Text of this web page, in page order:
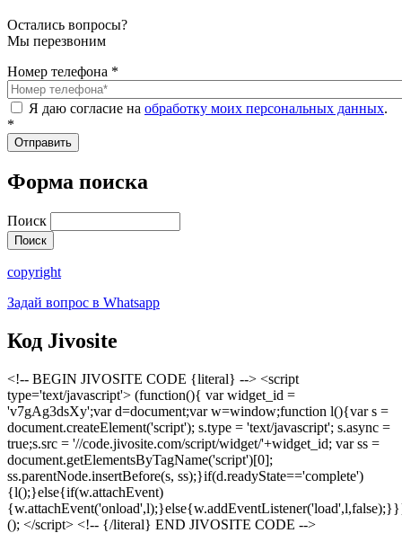
Остались вопросы?
Мы перезвоним
Номер телефона *
Я даю согласие на обработку моих персональных данных.
*
Форма поиска
Поиск
copyright
Задай вопрос в Whatsapp
Код Jivosite
<!-- BEGIN JIVOSITE CODE {literal} --> <script
type='text/javascript'> (function(){ var widget_id =
'v7gAg3dsXy';var d=document;var w=window;function l(){var s =
document.createElement('script'); s.type = 'text/javascript'; s.async =
true;s.src = '//code.jivosite.com/script/widget/'+widget_id; var ss =
document.getElementsByTagName('script')[0];
ss.parentNode.insertBefore(s, ss);}if(d.readyState=='complete')
{l();}else{if(w.attachEvent)
(); </script> <!-- {/literal} END JIVOSITE CODE -->